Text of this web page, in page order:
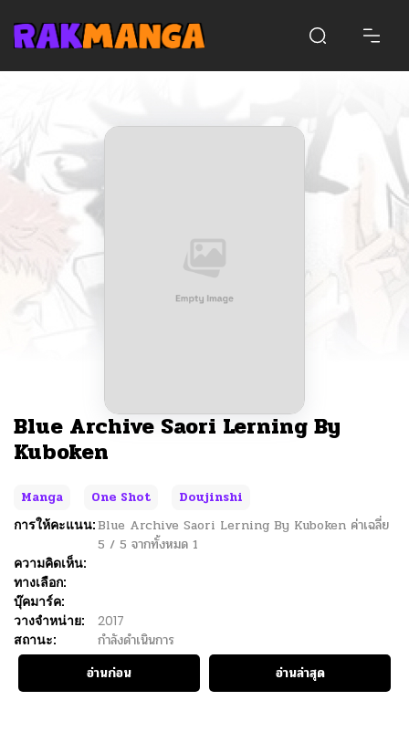
Blue Archive Saori Lerning By
Kuboken
Manga One Shot
Doujinshi
การให้คะแนน:Blue Archive Saori Lerning By Kuboken ค่าเฉลี่ย
5 / 5 จากทั้งหมด 1
ความคิดเห็น:
ทางเลือก:
บุ๊คมาร์ค:
วางจำหน่าย:
2017
สถานะ:
กำลังดำเนินการ
อ่านก่อน
อ่านล่าสุด